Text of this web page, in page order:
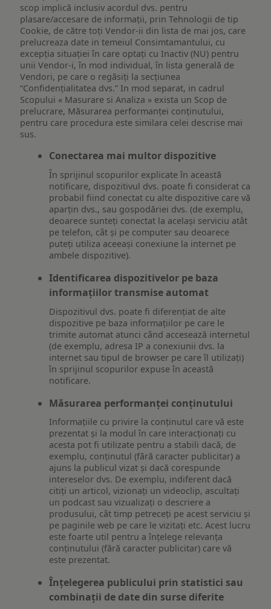
scop implică inclusiv acordul dvs. pentru
plasare/accesare de informații, prin Tehnologii de tip
Cookie, de către toți Vendor-ii din lista de mai jos, care
prelucreaza date in temeiul Consimtamantului, cu
excepția situației în care optați cu Inactiv (NU) pentru
unii Vendor-i, în mod individual, în lista generală de
Vendori, pe care o regăsiți la secțiunea
“Confidențialitatea dvs.” In mod separat, in cadrul
Scopului « Masurare si Analiza » exista un Scop de
prelucrare, Măsurarea performanței conținutului,
pentru care procedura este similara celei descrise mai
sus.
Conectarea mai multor dispozitive
În sprijinul scopurilor explicate în această
notificare, dispozitivul dvs. poate fi considerat ca
probabil fiind conectat cu alte dispozitive care vă
aparțin dvs., sau gospodăriei dvs. (de exemplu,
deoarece sunteți conectat la același serviciu atât
pe telefon, cât și pe computer sau deoarece
puteți utiliza aceeași conexiune la internet pe
ambele dispozitive).
Identificarea dispozitivelor pe baza
informațiilor transmise automat
Dispozitivul dvs. poate fi diferențiat de alte
dispozitive pe baza informațiilor pe care le
trimite automat atunci când accesează internetul
(de exemplu, adresa IP a conexiunii dvs. la
internet sau tipul de browser pe care îl utilizați)
în sprijinul scopurilor expuse în această
notificare.
Măsurarea performanței conținutului
Informațiile cu privire la conținutul care vă este
prezentat și la modul în care interacționați cu
acesta pot fi utilizate pentru a stabili dacă, de
exemplu, conținutul (fără caracter publicitar) a
ajuns la publicul vizat și dacă corespunde
intereselor dvs. De exemplu, indiferent dacă
citiți un articol, vizionați un videoclip, ascultați
un podcast sau vizualizați o descriere a
produsului, cât timp petreceți pe acest serviciu și
pe paginile web pe care le vizitați etc. Acest lucru
este foarte util pentru a înțelege relevanța
conținutului (fără caracter publicitar) care vă
este prezentat.
Înțelegerea publicului prin statistici sau
combinații de date din surse diferite